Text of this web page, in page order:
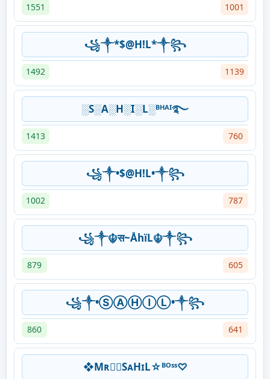
1551 1001
꧁༒*$@H!L*༒꧂
1492 1139
░S░A░H░I░L░ᴮᴴᴬᴵ࿐
1413 760
꧁༒•$@H!L•༒꧂
1002 787
꧁༒☬स~ÅhïL☬༒꧂
879 605
꧁༒•ⓈⒶⒽⒾⓁ•༒꧂
860 641
❖Mʀ♡᭄SᴀHɪL☆ᴮᴼˢˢ♡